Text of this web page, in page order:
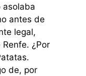
asolaba
antes de
legal,
¿Por
de, por